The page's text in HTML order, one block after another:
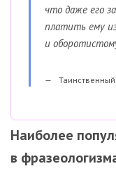
что даже его
платить ему
и
Наиболее
в